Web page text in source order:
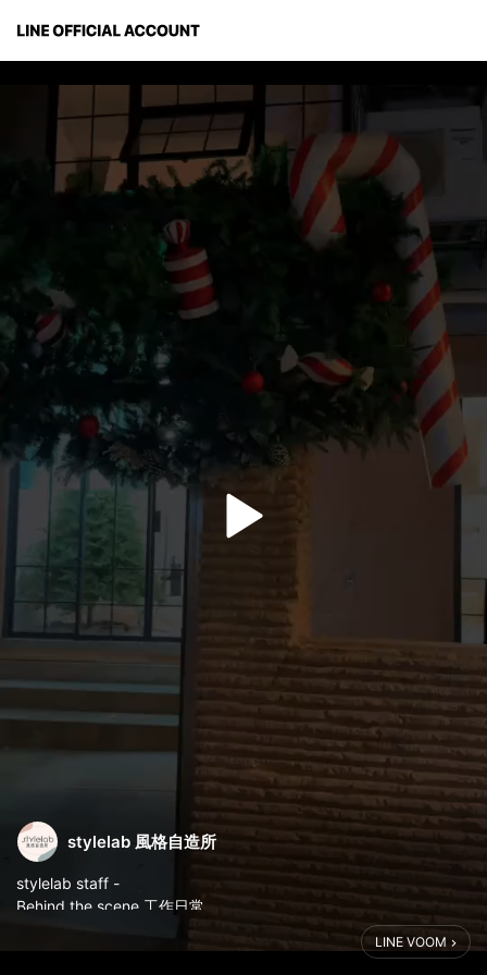
stylelab 風格自造所
stylelab staff -
Behind the scene 工作日常
這幾個月都在如火如荼的進行聖誕全家福拍攝
LINE VOOM